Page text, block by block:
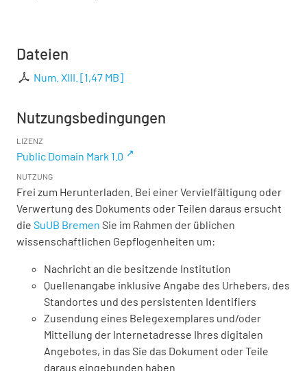
Dateien
Num. XIII. [1,47 MB]
Nutzungsbedingungen
LIZENZ
Public Domain Mark 1.0
NUTZUNG
Frei zum Herunterladen. Bei einer Vervielfältigung oder
Verwertung des Dokuments oder Teilen daraus ersucht
die SuUB Bremen Sie im Rahmen der üblichen
wissenschaftlichen Gepflogenheiten um:
Nachricht an die besitzende Institution
Quellenangabe inklusive Angabe des Urhebers, des
Standortes und des persistenten Identifiers
Zusendung eines Belegexemplares und/oder
Mitteilung der Internetadresse Ihres digitalen
Angebotes, in das Sie das Dokument oder Teile
daraus eingebunden haben